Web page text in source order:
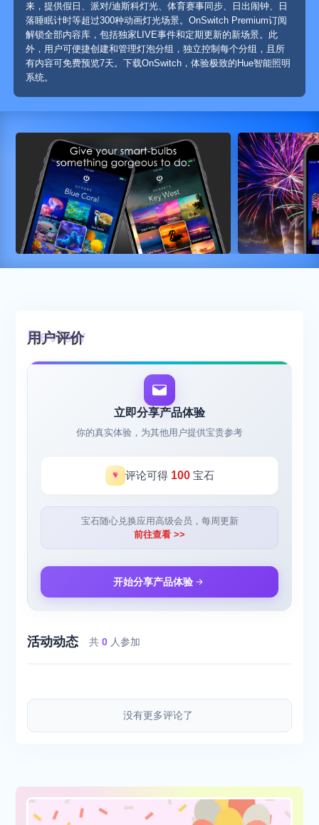
来，提供假日、派对/迪斯科灯光、体育赛事同步、日出闹钟、日
落睡眠计时等超过300种动画灯光场景。OnSwitch Premium订阅
解锁全部内容库，包括独家LIVE事件和定期更新的新场景。此
外，用户可便捷创建和管理灯泡分组，独立控制每个分组，且所
有内容可免费预览7天。下载OnSwitch，体验极致的Hue智能照明
系统。
用户评价
立即分享产品体验
你的真实体验，为其他用户提供宝贵参考
评论可得 100宝石
宝石随心兑换应用高级会员，每周更新
前往查看 >>
开始分享产品体验
活动动态 共0 人参加
没有更多评论了